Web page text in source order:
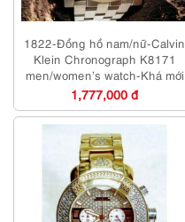
1822-Đồng hồ nam/nữ-Calvin
Klein Chronograph K8171
men/women’s watch-Khá mới
1,777,000 đ